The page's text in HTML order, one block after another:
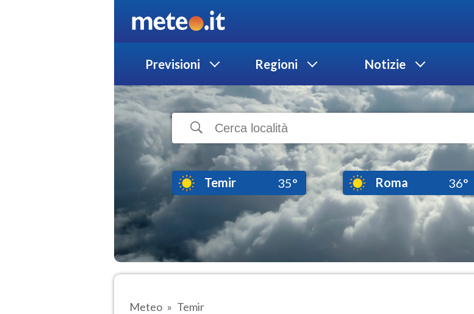
Previsioni Regioni Notizie
Temir 35° Roma 36°
Meteo Temir